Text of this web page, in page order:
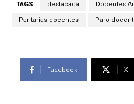
TAGS destacada Docentes
Paritarias docentes Paro
Facebook X